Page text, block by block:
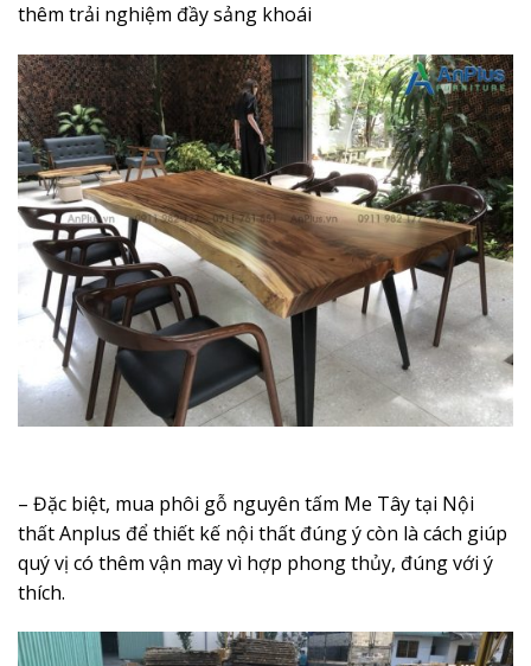
thêm trải nghiệm đầy sảng khoái
– Đặc biệt, mua phôi gỗ nguyên tấm Me Tây tại Nội
thất Anplus để thiết kế nội thất đúng ý còn là cách giúp
quý vị có thêm vận may vì hợp phong thủy, đúng với ý
thích.